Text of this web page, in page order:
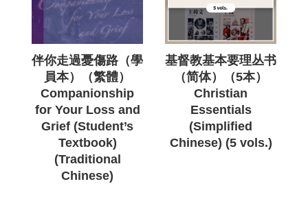
伴你走過憂傷路（學
員本）（繁體）
Companionship
for Your Loss and
Grief (Student’s
Textbook)
(Traditional
Chinese)
基督教基本要理丛书
（简体）（5本）
Christian
Essentials
(Simplified
Chinese) (5 vols.)